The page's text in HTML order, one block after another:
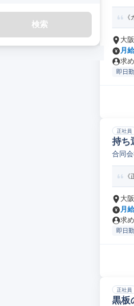
検索
大
月
求
即日
正社員
持ち
合同
大
月
求
即日
正社員
黒板